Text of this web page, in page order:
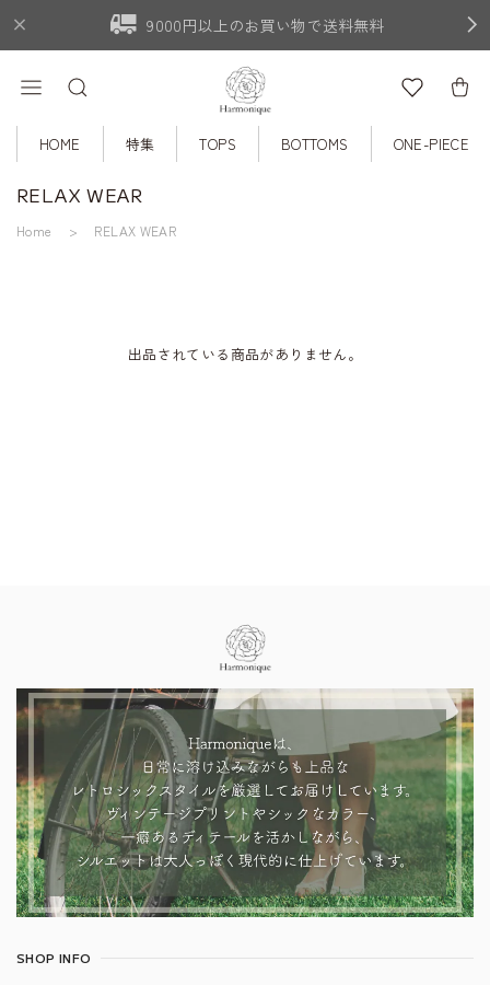
9000円以上のお買い物で送料無料
HOME 特集 TOPS BOTTOMS ONE-PIECE
RELAX WEAR
Home RELAX WEAR
出品されている商品がありません。
SHOP INFO